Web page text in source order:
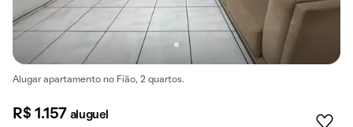
Alugar apartamento no Fião, 2 quartos.
R$ 1.157 aluguel